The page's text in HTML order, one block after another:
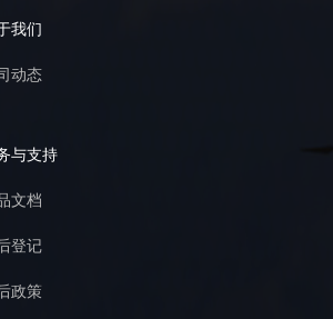
我们
动态
与支持
文档
登记
政策